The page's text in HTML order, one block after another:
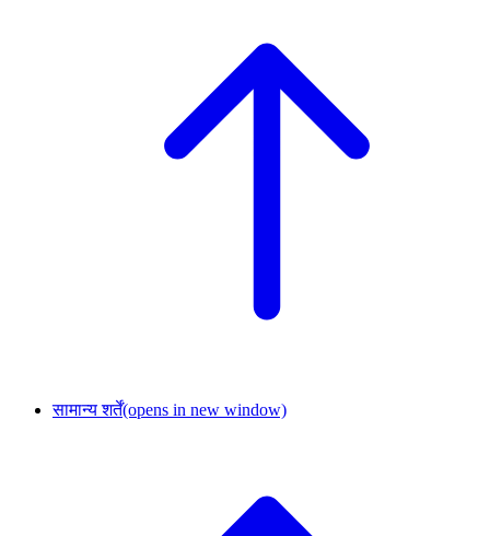
सामान्य शर्तें(opens in new window)